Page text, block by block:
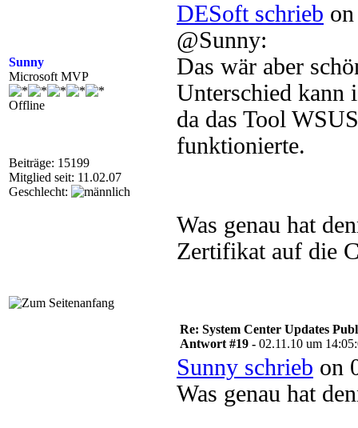
Sunny
Microsoft MVP
Offline
Beiträge: 15199
Mitglied seit: 11.02.07
Geschlecht:
DESoft schrieb
@Sunny:
Das wär aber
Unterschied kann
da das Tool
funktionierte.
Was genau hat
Zertifikat auf die
Re: System Center Updates
Antwort #19 - 02.11.10 um
Sunny schrieb on
Was genau hat